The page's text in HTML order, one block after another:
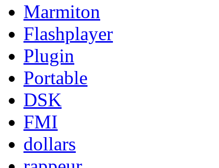
Marmiton
Flashplayer
Plugin
Portable
DSK
FMI
dollars